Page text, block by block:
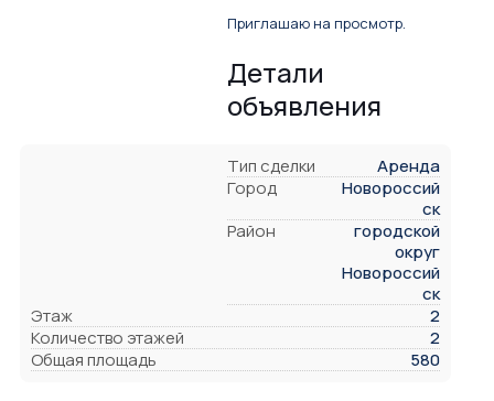
Приглашаю на просмотр.
Детали
объявления
Тип сделки
Аренда
Город
Новороссий
ск
Район
городской
округ
Новороссий
ск
Этаж
2
Количество этажей
2
Общая площадь
580